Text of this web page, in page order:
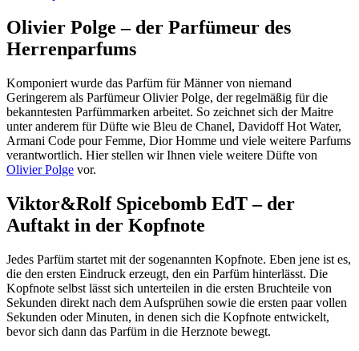
Olivier Polge – der Parfümeur des
Herrenparfums
Komponiert wurde das Parfüm für Männer von niemand
Geringerem als Parfümeur Olivier Polge, der regelmäßig für die
bekanntesten Parfümmarken arbeitet. So zeichnet sich der Maitre
unter anderem für Düfte wie Bleu de Chanel, Davidoff Hot Water,
Armani Code pour Femme, Dior Homme und viele weitere Parfums
verantwortlich. Hier stellen wir Ihnen viele weitere Düfte von
Olivier Polge vor.
Viktor&Rolf Spicebomb EdT – der
Auftakt in der Kopfnote
Jedes Parfüm startet mit der sogenannten Kopfnote. Eben jene ist es,
die den ersten Eindruck erzeugt, den ein Parfüm hinterlässt. Die
Kopfnote selbst lässt sich unterteilen in die ersten Bruchteile von
Sekunden direkt nach dem Aufsprühen sowie die ersten paar vollen
Sekunden oder Minuten, in denen sich die Kopfnote entwickelt,
bevor sich dann das Parfüm in die Herznote bewegt.